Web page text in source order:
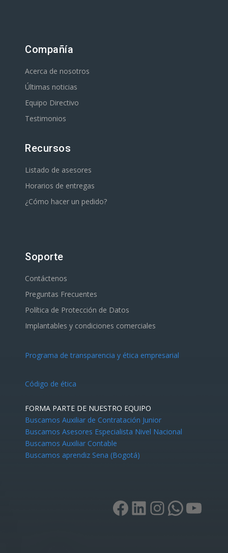
Compañía
Acerca de nosotros
Últimas noticias
Equipo Directivo
Testimonios
Recursos
Listado de asesores
Horarios de entregas
¿Cómo hacer un pedido?
Soporte
Contáctenos
Preguntas Frecuentes
Política de Protección de Datos
Implantables y condiciones comerciales
Programa de transparencia y ética empresarial
Código de ética
FORMA PARTE DE NUESTRO EQUIPO
Buscamos Auxiliar de Contratación Junior
Buscamos Asesores Especialista Nivel Nacional
Buscamos Auxiliar Contable
Buscamos aprendiz Sena (Bogotá)